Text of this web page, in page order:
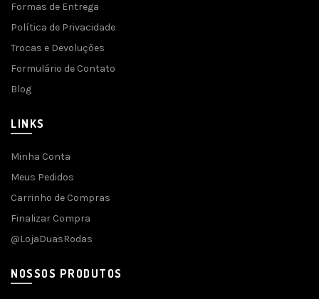
Formas de Entrega
Política de Privacidade
Trocas e Devoluções
Formulário de Contato
Blog
LINKS
Minha Conta
Meus Pedidos
Carrinho de Compras
Finalizar Compra
@LojaDuasRodas
NOSSOS PRODUTOS